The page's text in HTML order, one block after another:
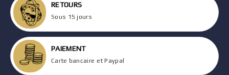
RETOURS
Sous 15 jours
PAIEMENT
Carte bancaire et Paypal